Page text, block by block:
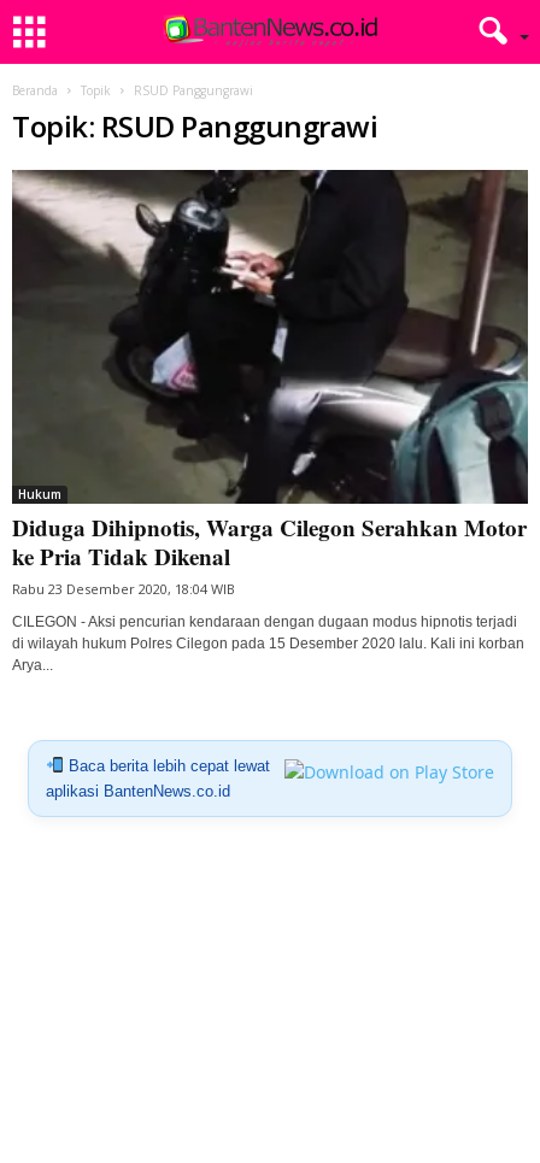
Beranda Topik RSUD Panggungrawi
Topik: RSUD Panggungrawi
Hukum
Diduga Dihipnotis, Warga Cilegon Serahkan Motor
ke Pria Tidak Dikenal
Rabu 23 Desember 2020, 18:04 WIB
CILEGON - Aksi pencurian kendaraan dengan dugaan modus hipnotis terjadi
di wilayah hukum Polres Cilegon pada 15 Desember 2020 lalu. Kali ini korban
Arya...
Baca berita lebih cepat lewat
aplikasi BantenNews.co.id